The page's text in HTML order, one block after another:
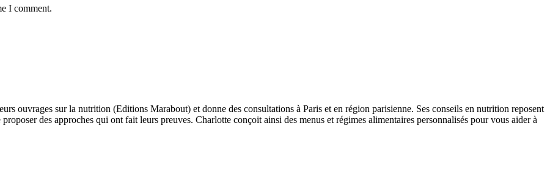
I comment.
ouvrages sur la nutrition (Editions Marabout) et donne des consultations à Paris et en région parisienne. Ses conseils en nutrition reposent
des approches qui ont fait leurs preuves. Charlotte conçoit ainsi des menus et régimes alimentaires personnalisés pour vous aider à